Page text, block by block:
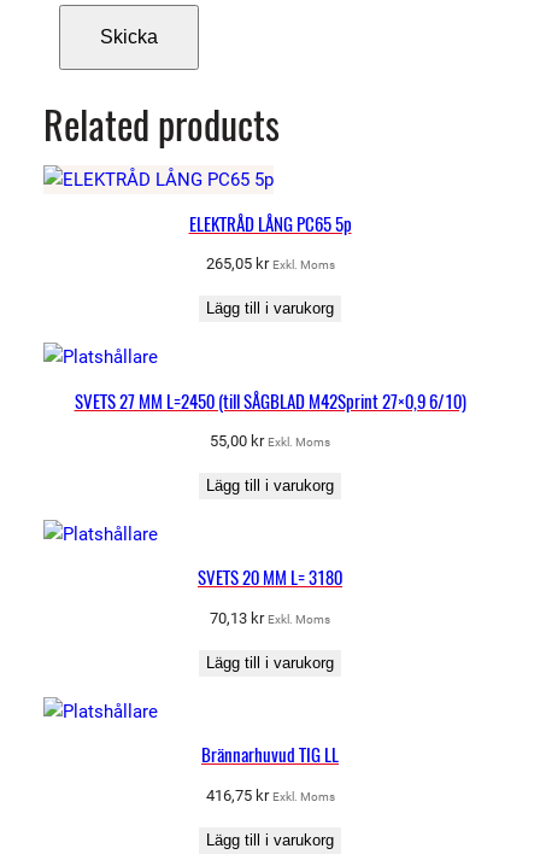
Related products
ELEKTRÅD LÅNG PC65 5p
265,05 kr Exkl. Moms
Lägg till i varukorg
SVETS 27 MM L=2450 (till SÅGBLAD M42Sprint 27×0,9 6/10)
55,00 kr Exkl. Moms
Lägg till i varukorg
SVETS 20 MM L= 3180
70,13 kr Exkl. Moms
Lägg till i varukorg
Brännarhuvud TIG LL
416,75 kr Exkl. Moms
Lägg till i varukorg